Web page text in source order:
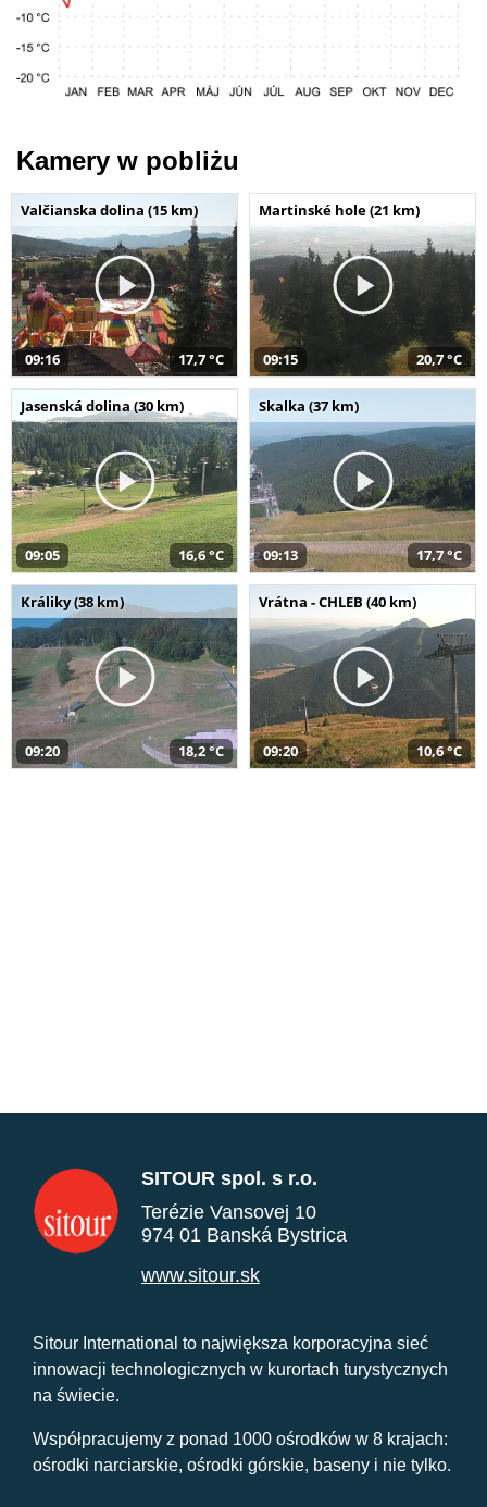
Kamery w pobliżu
Valčianska dolina (15 km)
09:16 17,7 °C
Martinské hole (21 km)
09:15 20,7 °C
Jasenská dolina (30 km)
09:05 16,6 °C
Skalka (37 km)
09:13 17,7 °C
Králiky (38 km)
09:20 18,2 °C
Vrátna - CHLEB (40 km)
09:20 10,6 °C
SITOUR spol. s r.o.
Terézie Vansovej 10
974 01 Banská Bystrica
www.sitour.sk
Sitour International to największa korporacyjna sieć
innowacji technologicznych w kurortach turystycznych
na świecie.
Współpracujemy z ponad 1000 ośrodków w 8 krajach:
ośrodki narciarskie, ośrodki górskie, baseny i nie tylko.